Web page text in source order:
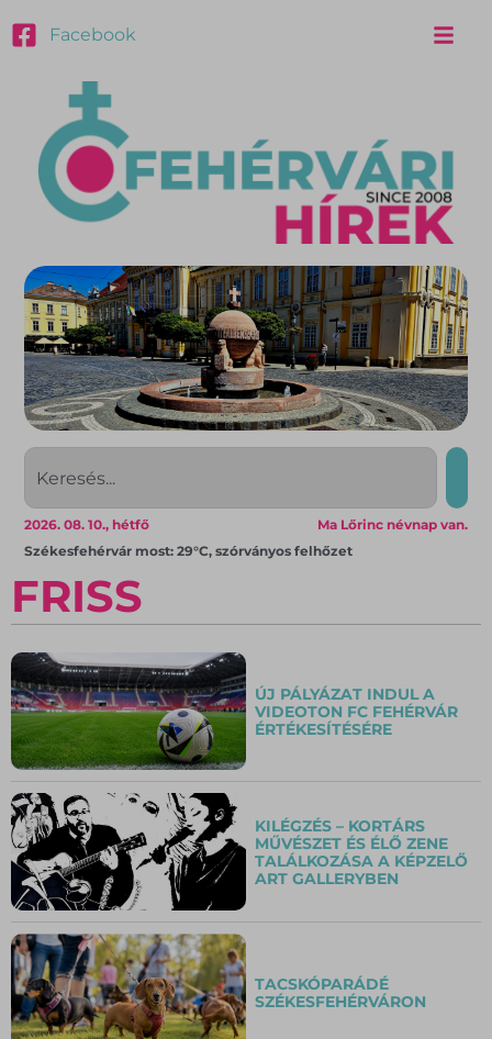
Facebook
Ma Lőrinc névnap van.
2026. 08. 10., hétfő
Székesfehérvár most: 29°C, szórványos felhőzet
FRISS
ÚJ PÁLYÁZAT INDUL A
VIDEOTON FC FEHÉRVÁR
ÉRTÉKESÍTÉSÉRE
KILÉGZÉS – KORTÁRS
MŰVÉSZET ÉS ÉLŐ ZENE
TALÁLKOZÁSA A KÉPZELŐ
ART GALLERYBEN
TACSKÓPARÁDÉ
SZÉKESFEHÉRVÁRON